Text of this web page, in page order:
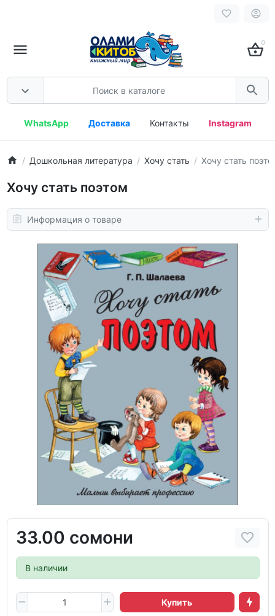
0
WhatsApp Доставка Контакты Instagram
Дошкольная литература Хочу стать Хочу стать
Хочу стать поэтом
Информация о товаре
33.00 сомони
В наличии
Купить